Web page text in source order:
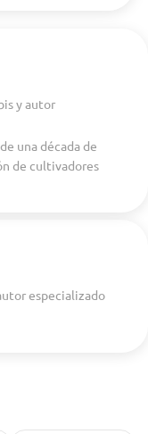
y autor
una década de
de cultivadores
especializado